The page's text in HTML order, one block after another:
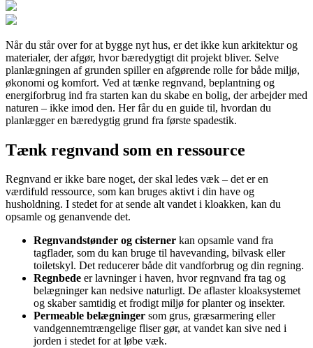
Når du står over for at bygge nyt hus, er det ikke kun arkitektur og
materialer, der afgør, hvor bæredygtigt dit projekt bliver. Selve
planlægningen af grunden spiller en afgørende rolle for både miljø,
økonomi og komfort. Ved at tænke regnvand, beplantning og
energiforbrug ind fra starten kan du skabe en bolig, der arbejder med
naturen – ikke imod den. Her får du en guide til, hvordan du
planlægger en bæredygtig grund fra første spadestik.
Tænk regnvand som en ressource
Regnvand er ikke bare noget, der skal ledes væk – det er en
værdifuld ressource, som kan bruges aktivt i din have og
husholdning. I stedet for at sende alt vandet i kloakken, kan du
opsamle og genanvende det.
Regnvandstønder og cisterner kan opsamle vand fra
tagflader, som du kan bruge til havevanding, bilvask eller
toiletskyl. Det reducerer både dit vandforbrug og din regning.
Regnbede er lavninger i haven, hvor regnvand fra tag og
belægninger kan nedsive naturligt. De aflaster kloaksystemet
og skaber samtidig et frodigt miljø for planter og insekter.
Permeable belægninger som grus, græsarmering eller
vandgennemtrængelige fliser gør, at vandet kan sive ned i
jorden i stedet for at løbe væk.